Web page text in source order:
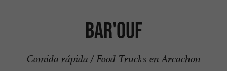
Bar'Ouf
Comida rápida / Food Trucks en Arcachon